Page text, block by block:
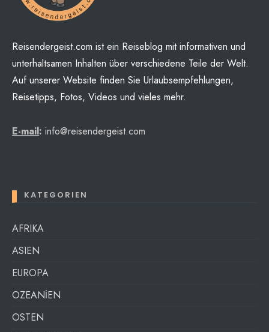
Reisendergeist.com ist ein Reiseblog mit informativen und
unterhaltsamen Inhalten über verschiedene Teile der Welt.
Auf unserer Website finden Sie Urlaubsempfehlungen,
Reisetipps, Fotos, Videos und vieles mehr.
E-mail: info@reisendergeist.com
KATEGORIEN
AFRIKA
ASIEN
EUROPA
OZEANİEN
OSTEN